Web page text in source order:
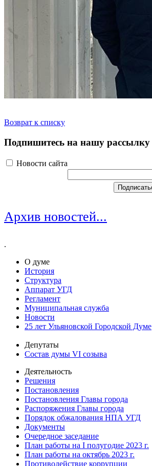
Возврат к списку
Подпишитесь на нашу рассылку
Новости сайта
Архив новостей...
.
О думе
История
Структура
Аппарат УГД
Регламент
Муниципальная служба
Новости
25 лет Ульяновской Городской Думе
Депутаты
Состав думы VI созыва
Деятельность
Решения
Постановления
Постановления Главы города
Распоряжения Главы города
Порядок обжалования НПА УГД
Документы
Очередное заседание
План работы на I полугодие 2023 г.
План работы на октябрь 2023 г.
Противодействие коррупции